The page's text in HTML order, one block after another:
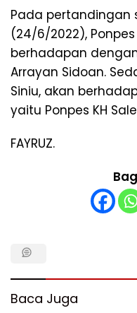
Pada pertandingan
(24/6/2022),
berhadapan
Arrayan Sidoan.
Siniu, akan
yaitu Ponpes KH
FAYRUZ.
Baca Juga